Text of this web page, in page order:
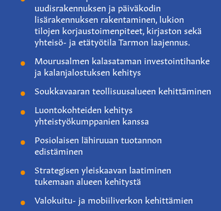
uudisrakennuksen ja päiväkodin
lisärakennuksen rakentaminen, lukion
tilojen korjaustoimenpiteet, kirjaston sekä
yhteisö- ja etätyötila Tarmon laajennus.
Mourusalmen kalasataman investointihanke
ja kalanjalostuksen kehitys
Soukkavaaran teollisuusalueen kehittäminen
Luontokohteiden kehitys
yhteistyökumppanien kanssa
Posiolaisen lähiruuan tuotannon
edistäminen
Strategisen yleiskaavan laatiminen
tukemaan alueen kehitystä
Valokuitu- ja mobiiliverkon kehittämien